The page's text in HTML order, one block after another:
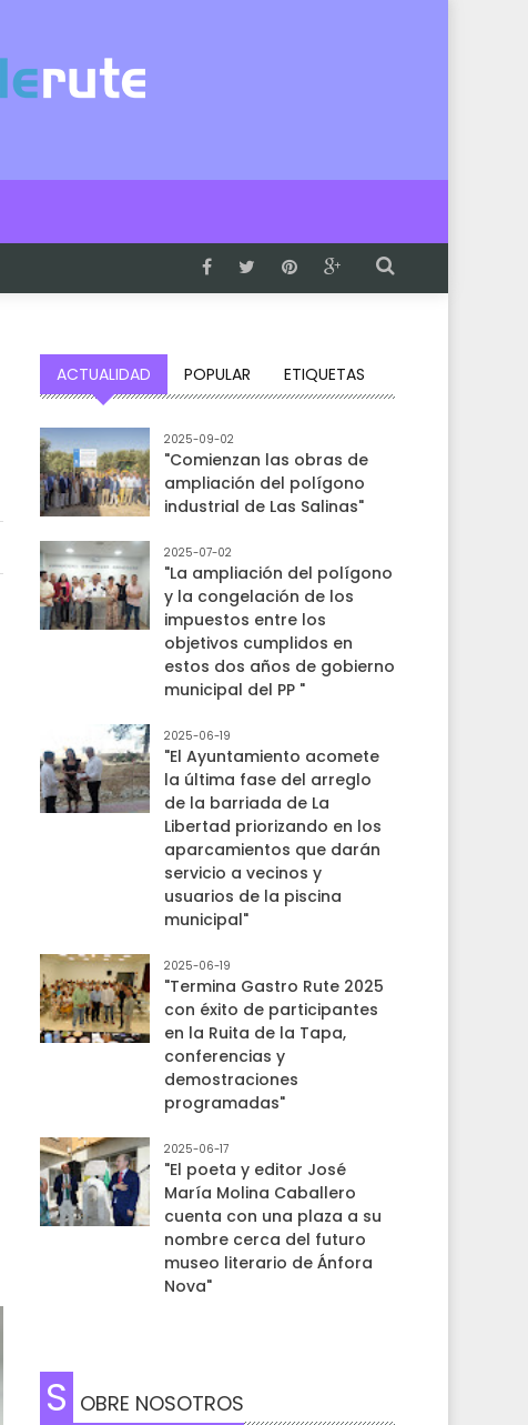
ACTUALIDAD POPULAR ETIQUETAS
2025-09-02
"Comienzan las obras de
ampliación del polígono
industrial de Las Salinas"
2025-07-02
"La ampliación del polígono
y la congelación de los
impuestos entre los
objetivos cumplidos en
estos dos años de gobierno
municipal del PP "
2025-06-19
"El Ayuntamiento acomete
la última fase del arreglo
de la barriada de La
Libertad priorizando en los
aparcamientos que darán
servicio a vecinos y
usuarios de la piscina
municipal"
2025-06-19
"Termina Gastro Rute 2025
con éxito de participantes
en la Ruita de la Tapa,
conferencias y
demostraciones
programadas"
2025-06-17
"El poeta y editor José
María Molina Caballero
cuenta con una plaza a su
nombre cerca del futuro
museo literario de Ánfora
Nova"
S OBRE NOSOTROS